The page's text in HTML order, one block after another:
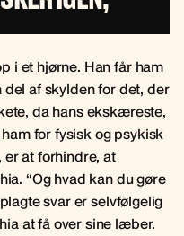
i et hjørne. Han får ham
af skylden for det, der
da hans ekskæreste,
for fysisk og psykisk
er at forhindre, at
“Og hvad kan du gøre
svar er selvfølgelig
at få over sine læber.